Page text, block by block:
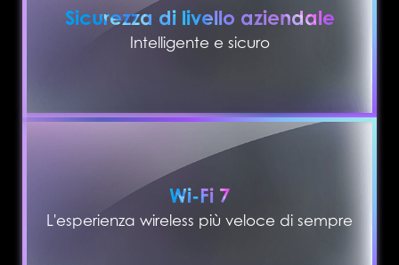
Sicurezza di livello aziendale
Intelligente e sicuro
Wi-Fi 7
L'esperienza wireless più veloce di sempre